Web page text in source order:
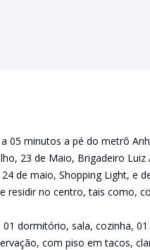
05 minutos a pé do metrô
23 de Maio, Brigadeiro
24 de maio, Shopping Light, e
residir no centro, tais como,
dormitório, sala, cozinha,
com piso em tacos,